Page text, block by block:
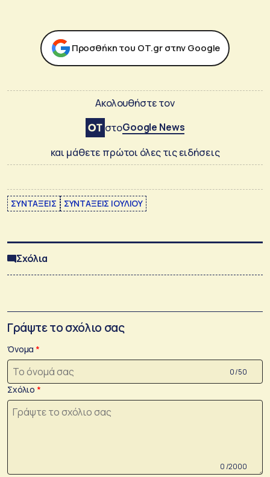
Προσθήκη του ΟΤ.gr στην Google
Ακολουθήστε τον
στοGoogle News
και μάθετε πρώτοι όλες τις ειδήσεις
ΣΥΝΤΑΞΕΙΣ ΣΥΝΤΑΞΕΙΣ ΙΟΥΛΙΟΥ
Σχόλια
Γράψτε το σχόλιο σας
Όνομα
0 /50
Σχόλιο
0 /2000